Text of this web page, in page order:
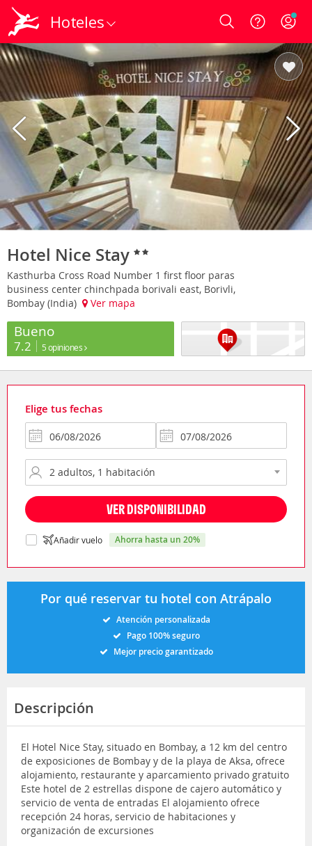
Hoteles Login
Hotel Nice Stay
Kasthurba Cross Road Number 1 first floor paras
business center chinchpada borivali east, Borivli,
Bombay (India)
Ver mapa
Bueno
7.2 5 opiniones
Elige tus fechas
VER DISPONIBILIDAD
Añadir vuelo ahorra hasta un 20%
Por qué reservar tu hotel con Atrápalo
Atención personalizada
Pago 100% seguro
Mejor precio garantizado
Descripción
El Hotel Nice Stay, situado en Bombay, a 12 km del centro
de exposiciones de Bombay y de la playa de Aksa, ofrece
alojamiento, restaurante y aparcamiento privado gratuito
Este hotel de 2 estrellas dispone de cajero automático y
servicio de venta de entradas El alojamiento ofrece
recepción 24 horas, servicio de habitaciones y
organización de excursiones